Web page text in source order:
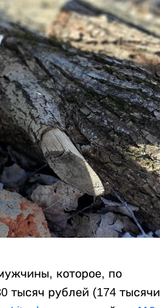
которое, по
тысяч рублей (174 тысячи